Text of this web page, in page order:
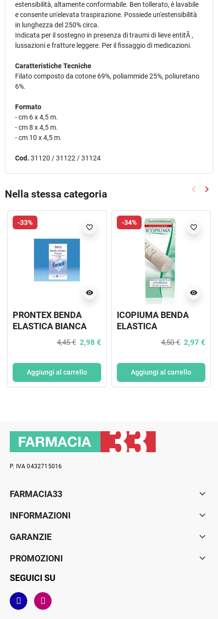
estensibilità, altamente conformabile. Ben tollerato, è lavabile
e consente un'elevata traspirazione. Possiede un'estensibilità
in lunghezza del 250% circa.
Indicata per il sostegno in presenza di traumi di lieve entitÃ ,
lussazioni e fratture leggere. Per il fissaggio di medicazioni.
Caratteristiche Tecniche
Filato composto da cotone 69%, poliammide 25%, poliuretano
6%.
Formato
- cm 6 x 4,5 m.
- cm 8 x 4,5 m.
- cm 10 x 4,5 m.
Cod. 31120 / 31122 / 31124
Nella stessa categoria keyboard_arrow_left keyboard_arrow_right
-33%
visibility
favorite_border
PRONTEX BENDA
ELASTICA BIANCA
4,45 € 2,98 €
Aggiungi al carrello
-34%
visibility
favorite_border
ICOPIUMA BENDA
ELASTICA
UNIVERSALE 12X450
4,50 € 2,97 €
Aggiungi al carrello
P. IVA 0432715016
FARMACIA33 
INFORMAZIONI 
GARANZIE 
PROMOZIONI 
SEGUICI SU